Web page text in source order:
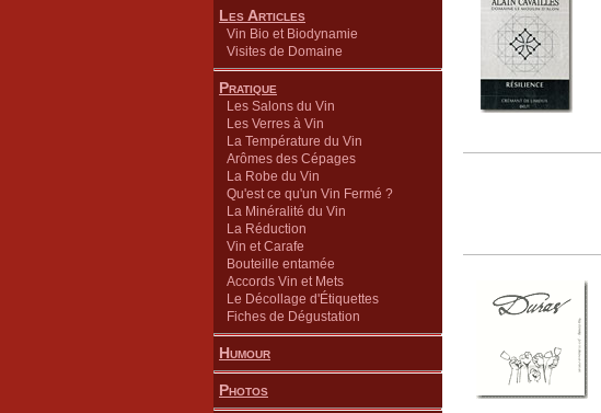
Les Articles
Vin Bio et Biodynamie
Visites de Domaine
Pratique
Les Salons du Vin
Les Verres à Vin
La Température du Vin
Arômes des Cépages
La Robe du Vin
Qu'est ce qu'un Vin Fermé ?
La Minéralité du Vin
La Réduction
Vin et Carafe
Bouteille entamée
Accords Vin et Mets
Le Décollage d'Étiquettes
Fiches de Dégustation
Humour
Photos